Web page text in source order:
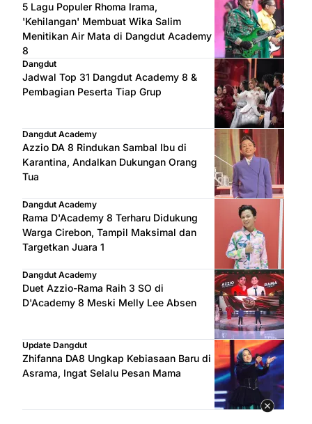
5 Lagu Populer Rhoma Irama,
'Kehilangan' Membuat Wika Salim
Menitikan Air Mata di Dangdut Academy
8
Dangdut
Jadwal Top 31 Dangdut Academy 8 &
Pembagian Peserta Tiap Grup
Dangdut Academy
Azzio DA 8 Rindukan Sambal Ibu di
Karantina, Andalkan Dukungan Orang
Tua
Dangdut Academy
Rama D'Academy 8 Terharu Didukung
Warga Cirebon, Tampil Maksimal dan
Targetkan Juara 1
Dangdut Academy
Duet Azzio-Rama Raih 3 SO di
D'Academy 8 Meski Melly Lee Absen
Update Dangdut
Zhifanna DA8 Ungkap Kebiasaan Baru di
Asrama, Ingat Selalu Pesan Mama